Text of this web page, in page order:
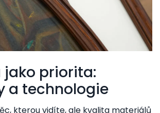
jako priorita:
a technologie
kterou vidíte, ale kvalita materiálů